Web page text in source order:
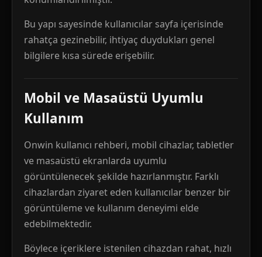
Bu yapı sayesinde kullanıcılar sayfa içerisinde
rahatça gezinebilir, ihtiyaç duydukları genel
bilgilere kısa sürede erişebilir.
Mobil ve Masaüstü Uyumlu
Kullanım
Onwin kullanıcı rehberi, mobil cihazlar, tabletler
ve masaüstü ekranlarda uyumlu
görüntülenecek şekilde hazırlanmıştır. Farklı
cihazlardan ziyaret eden kullanıcılar benzer bir
görüntüleme ve kullanım deneyimi elde
edebilmektedir.
Böylece içeriklere istenilen cihazdan rahat, hızlı